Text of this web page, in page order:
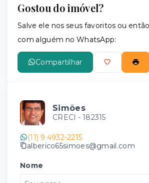
Gostou do imóvel?
Salve ele nos seus favoritos ou
com alguém no WhatsApp:
Compartilhar
Simões
CRECI - 182315
(11) 9 4932-2215
alberico65simoes@gmail.com
Nome